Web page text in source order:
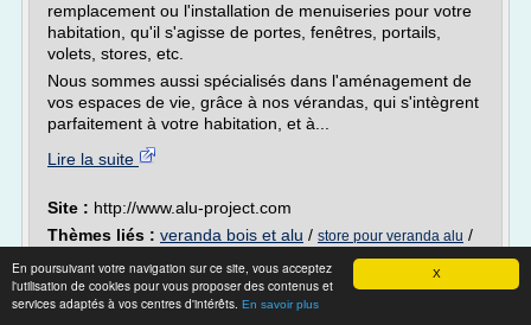
X
En poursuivant votre navigation sur ce site, vous acceptez
l'utilisation de cookies pour vous proposer des contenus et
services adaptés à vos centres d'intérêts. En savoir plus
remplacement ou l'installation de menuiseries pour votre
habitation, qu'il s'agisse de portes, fenêtres, portails,
volets, stores, etc.
Nous sommes aussi spécialisés dans l'aménagement de
vos espaces de vie, grâce à nos vérandas, qui s'intègrent
parfaitement à votre habitation, et à...
Lire la suite
Site : http://www.alu-project.com
Thèmes liés : veranda bois et alu / store pour veranda alu /
pergolas alu sur mesure
Prix véranda: tous les tarifs pour chaque